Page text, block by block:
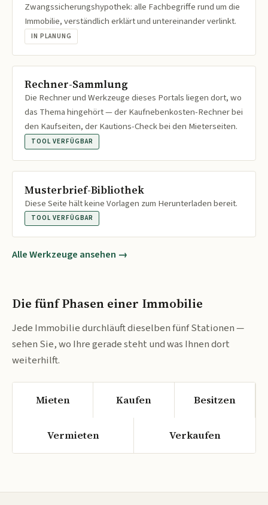
Zwangssicherungshypothek: alle Fachbegriffe rund um die
Immobilie, verständlich erklärt und untereinander verlinkt.
IN PLANUNG
Rechner-Sammlung
Die Rechner und Werkzeuge dieses Portals liegen dort, wo
das Thema hingehört — der Kaufnebenkosten-Rechner bei
den Kaufseiten, der Kautions-Check bei den Mieterseiten.
TOOL VERFÜGBAR
Musterbrief-Bibliothek
Diese Seite hält keine Vorlagen zum Herunterladen bereit.
TOOL VERFÜGBAR
Alle Werkzeuge ansehen →
Die fünf Phasen einer Immobilie
Jede Immobilie durchläuft dieselben fünf Stationen —
sehen Sie, wo Ihre gerade steht und was Ihnen dort
weiterhilft.
Mieten Kaufen Besitzen
Vermieten Verkaufen